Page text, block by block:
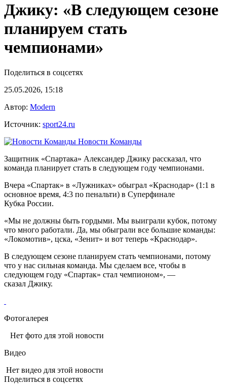
Джику: «В следующем сезоне
планируем стать
чемпионами»
Поделиться в соцсетях
25.05.2026, 15:18
Автор: Modern
Источник: sport24.ru
Новости Команды
Защитник «Спартака» Александер Джику рассказал, что
команда планирует стать в следующем году чемпионами.
Вчера «Спартак» в «Лужниках» обыграл «Краснодар» (1:1 в
основное время, 4:3 по пенальти) в Суперфинале
Кубка России.
«Мы не должны быть гордыми. Мы выиграли кубок, потому
что много работали. Да, мы обыграли все большие команды:
«Локомотив», цска, «Зенит» и вот теперь «Краснодар».
В следующем сезоне планируем стать чемпионами, потому
что у нас сильная команда. Мы сделаем все, чтобы в
следующем году «Спартак» стал чемпионом», —
сказал Джику.
Фотогалерея
Нет фото для этой новости
Видео
Нет видео для этой новости
Поделиться в соцсетях